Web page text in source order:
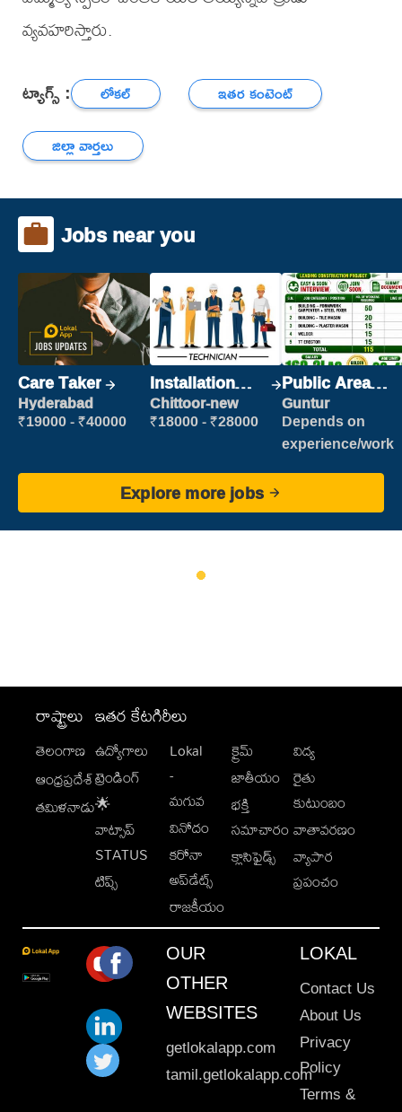
వ్యవహరిస్తారు.
ట్యాగ్స్ : లోకల్
ఇతర కంటెంట్
జిల్లా వార్తలు
Jobs near you
Care Taker
Hyderabad
₹19000 - ₹40000
Installation
Engineer/
Helper
Chittoor-new
₹18000 - ₹28000
Public Area
Cleaner
Guntur
Depends on
experience/work
Explore more jobs
రాష్ట్రాలు
తెలంగాణ
ఆంధ్రప్రదేశ్
తమిళనాడు
ఇతర కేటగిరీలు
ఉద్యోగాలు
ట్రెండింగ్
🌟
వాట్సాప్
STATUS
టిప్స్
Lokal
-
మగువ
వినోదం
కరోనా
అప్‌డేట్స్
రాజకీయం
క్రైమ్
జాతీయం
భక్తి
సమాచారం
క్లాసిఫైడ్స్
విద్య
రైతు
కుటుంబం
వాతావరణం
వ్యాపార
ప్రపంచం
OUR
OTHER
WEBSITES
getlokalapp.com
tamil.getlokalapp.com
LOKAL
Contact Us
About Us
Privacy
Policy
Terms &